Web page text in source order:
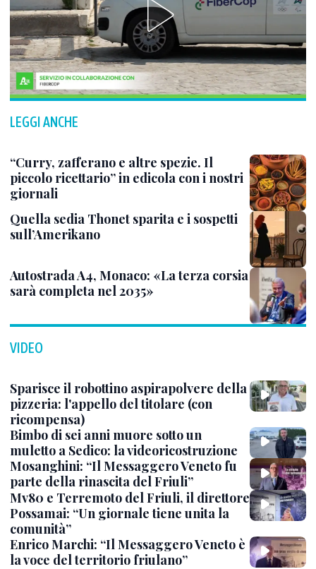
LEGGI ANCHE
“Curry, zafferano e altre spezie. Il
piccolo ricettario” in edicola con i nostri
giornali
Quella sedia Thonet sparita e i sospetti
sull’Amerikano
Autostrada A4, Monaco: «La terza corsia
sarà completa nel 2035»
VIDEO
Sparisce il robottino aspirapolvere della
pizzeria: l'appello del titolare (con
ricompensa)
Bimbo di sei anni muore sotto un
muletto a Sedico: la videoricostruzione
Mosanghini: “Il Messaggero Veneto fu
parte della rinascita del Friuli”
Mv80 e Terremoto del Friuli, il direttore
Possamai: “Un giornale tiene unita la
comunità”
Enrico Marchi: “Il Messaggero Veneto è
la voce del territorio friulano”